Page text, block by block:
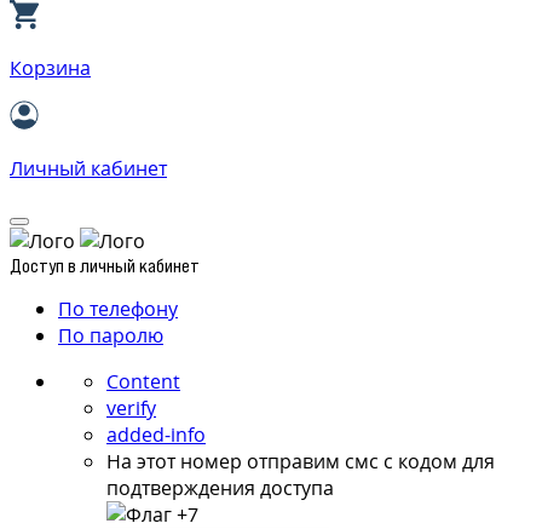
Корзина
Личный кабинет
Доступ в личный кабинет
По телефону
По паролю
Content
verify
added-info
На этот номер отправим смс с кодом для
подтверждения доступа
+7